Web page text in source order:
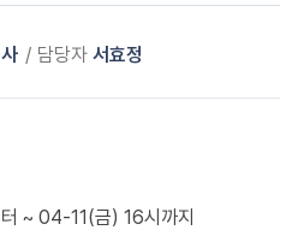
담당자 서효정
~ 04-11(금) 16시까지